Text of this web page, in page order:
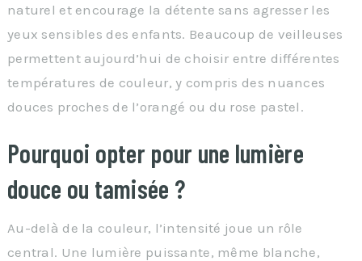
naturel et encourage la détente sans agresser les
yeux sensibles des enfants. Beaucoup de veilleuses
permettent aujourd’hui de choisir entre différentes
températures de couleur, y compris des nuances
douces proches de l’orangé ou du rose pastel.
Pourquoi opter pour une lumière
douce ou tamisée ?
Au-delà de la couleur, l’intensité joue un rôle
central. Une lumière puissante, même blanche,